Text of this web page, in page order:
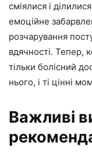
сміялися і
емоційне
розчарування
вдячності. Тепер,
тільки болісний
нього, і ті цінні
Важливі